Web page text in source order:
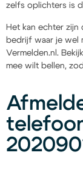
zelfs oplichters is
Het kan echter zijn
bedrijf waar je wel
Vermelden.nl.
mee wilt bellen,